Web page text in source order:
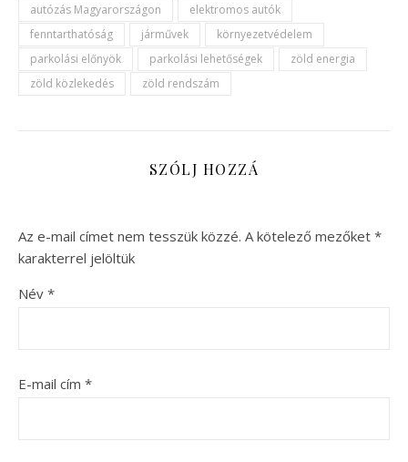
autózás Magyarországon
elektromos autók
fenntarthatóság
járművek
környezetvédelem
parkolási előnyök
parkolási lehetőségek
zöld energia
zöld közlekedés
zöld rendszám
SZÓLJ HOZZÁ
Az e-mail címet nem tesszük közzé. A kötelező mezőket *
karakterrel jelöltük
Név *
E-mail cím *